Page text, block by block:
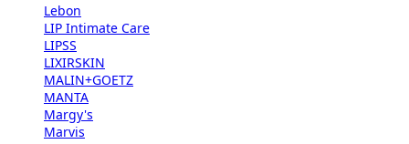
Lebon
LIP Intimate Care
LIPSS
LIXIRSKIN
MALIN+GOETZ
MANTA
Margy's
Marvis